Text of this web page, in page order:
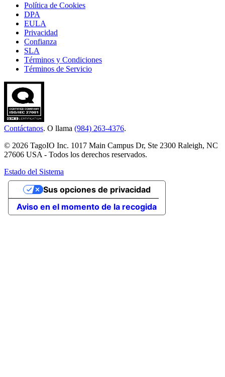
Política de Cookies
DPA
EULA
Privacidad
Confianza
SLA
Términos y Condiciones
Términos de Servicio
Contáctanos. O llama (984) 263-4376.
© 2026 TagoIO Inc. 1017 Main Campus Dr, Ste 2300 Raleigh, NC
27606 USA - Todos los derechos reservados.
Estado del Sistema
Aviso en el momento de la recogida
Sus opciones de privacidad